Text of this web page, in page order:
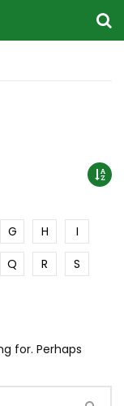
G H
I
Q R
S
for. Perhaps